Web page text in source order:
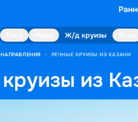
Ж/д круизы
• РЕЧНЫЕ КРУИЗЫ ИЗ КАЗАНИ
из